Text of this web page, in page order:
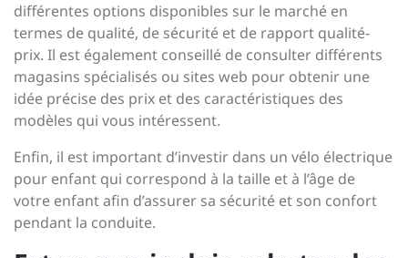
différentes options disponibles sur le marché en
termes de qualité, de sécurité et de rapport qualité-
prix. Il est également conseillé de consulter différents
magasins spécialisés ou sites web pour obtenir une
idée précise des prix et des caractéristiques des
modèles qui vous intéressent.
Enfin, il est important d’investir dans un vélo électrique
pour enfant qui correspond à la taille et à l’âge de
votre enfant afin d’assurer sa sécurité et son confort
pendant la conduite.